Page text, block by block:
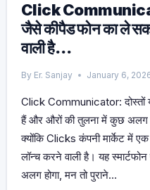
Click
जैसे कीपैड फोन का ले
वाली है…
By Er. Sanjay January 6,
Click Communicator: दोस्तों
हैं और औरों की तुलना में कुछ अलग
क्योंकि Clicks कंपनी मार्केट में
लॉन्च करने वाली है। यह
अलग होगा, मन तो पुराने…